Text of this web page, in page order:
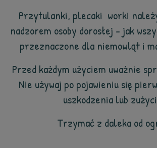
Przytulanki, plecaki worki
nadzorem osoby dorosłej - jak
przeznaczone dla niemowląt i
Przed każdym użyciem uważnie
Nie używaj po pojawieniu się
uszkodzenia lub
Trzymać z daleka od